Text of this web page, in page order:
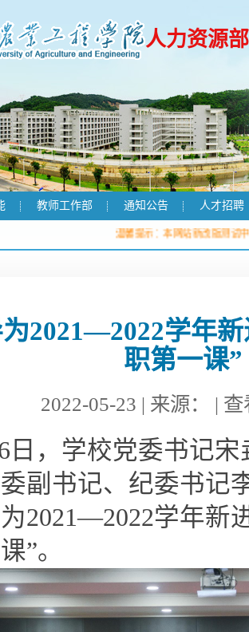
人力资源
教师工作部 通知公告 人才招聘
温馨提示：本网站新改版测试中，有错
2021—2022学年
职第一课”
2022-05-23 | 来源： |
日，学校党委书记
副书记、纪委书记
2021—2022学年新
”。